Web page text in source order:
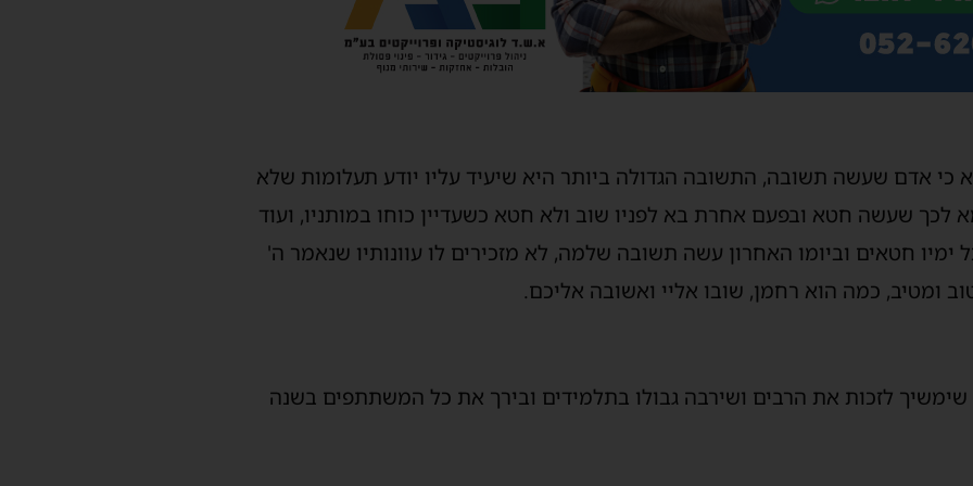
אדם שעשה תשובה, התשובה הגדולה ביותר היא שיעיד עליו יודע תעלומות שלא
לכך שעשה חטא ובפעם אחרת בא לפניו שוב ולא חטא כשעדיין כוחו במותניו, ועוד
חטאים וביומו האחרון עשה תשובה שלמה, לא מזכירים לו עוונותיו שנאמר ה'
ומטיב, כמה הוא רחמן, שובו אליי ואשובה אליכם.
שימשיך לזכות את הרבים ושירבה גבולו בתלמידים ובירך את כל המשתתפים בשנה